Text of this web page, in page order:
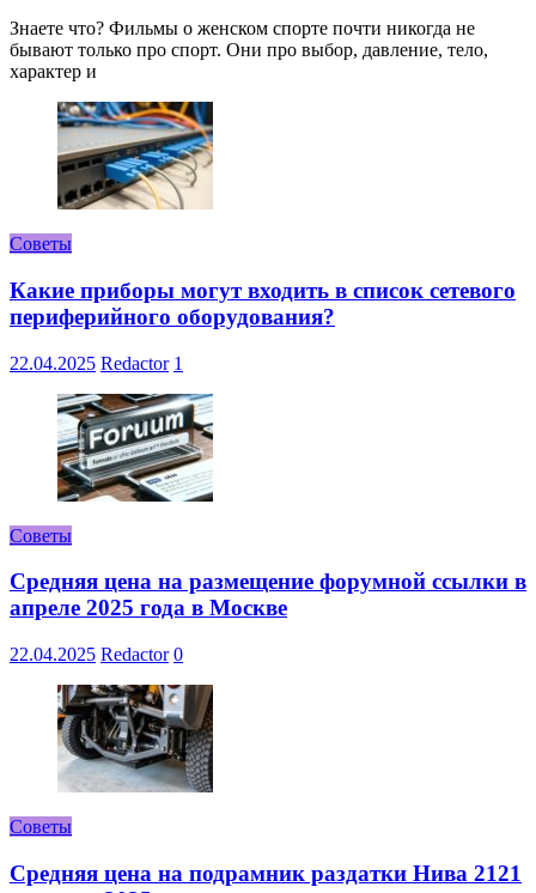
Знаете что? Фильмы о женском спорте почти никогда не
бывают только про спорт. Они про выбор, давление, тело,
характер и
Советы
Какие приборы могут входить в список сетевого
периферийного оборудования?
22.04.2025 Redactor 1
Советы
Средняя цена на размещение форумной ссылки в
апреле 2025 года в Москве
22.04.2025 Redactor 0
Советы
Средняя цена на подрамник раздатки Нива 2121